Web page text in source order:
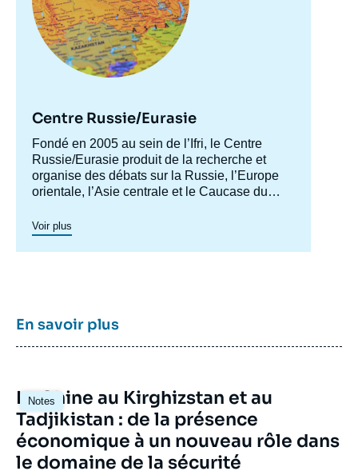
Centre Russie/Eurasie
Accroche
centre
Fondé en 2005 au sein de l’Ifri, le Centre
Russie/Eurasie produit de la recherche et
organise des débats sur la Russie, l’Europe
orientale, l’Asie centrale et le Caucase du
d'anticiper l'évolution de cette zone
géographique complexe en pleine mutation
pour enrichir le débat public en France et en
Voir plus
En savoir plus
Notes
Image
principale
La Chine au Kirghizstan et au
Tadjikistan : de la présence
économique à un nouveau rôle dans
le domaine de la sécurité
Image
de
de
la
publication
Barbara KUNZ, « Les pays nordiques face
aux actions de la Russie en mer Baltique et
à Kaliningrad », Articles, Ifri, 20 juillet 2017.
Copier